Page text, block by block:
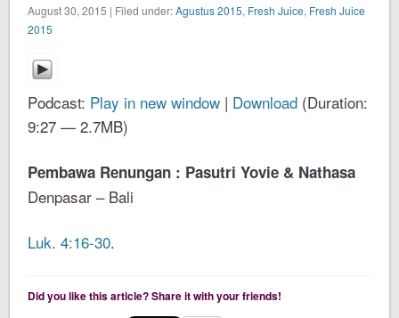
August 30, 2015 | Filed under:Agustus 2015, Fresh Juice, Fresh Juice
2015
Podcast: Play in new window | Download (Duration:
9:27 — 2.7MB)
Pembawa Renungan : Pasutri Yovie & Nathasa
Denpasar – Bali
Luk. 4:16-30.
Did you like this article? Share it with your friends!